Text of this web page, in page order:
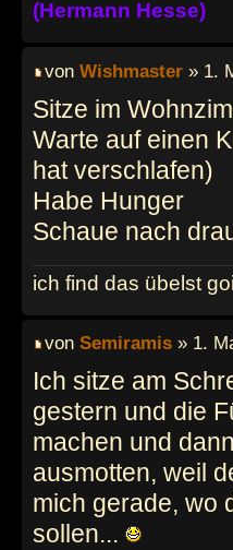
(Hermann Hesse)
von Wishmaster » 1.
Sitze im
Warte auf einen
hat verschlafen)
Habe Hunger
Schaue nach
ich find das übelst
von Semiramis » 1.
Ich sitze am
gestern und die
machen und
ausmotten, weil
mich gerade, wo
sollen...